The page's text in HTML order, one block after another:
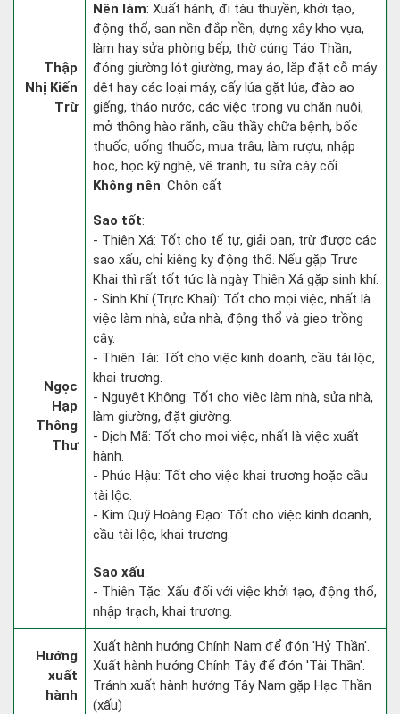
Thập
Nhị Kiến
Trừ
Nên làm: Xuất hành, đi tàu thuyền, khởi tạo,
động thổ, san nền đắp nền, dựng xây kho vựa,
làm hay sửa phòng bếp, thờ cúng Táo Thần,
đóng giường lót giường, may áo, lắp đặt cỗ máy
dệt hay các loại máy, cấy lúa gặt lúa, đào ao
giếng, tháo nước, các việc trong vụ chăn nuôi,
mở thông hào rãnh, cầu thầy chữa bệnh, bốc
thuốc, uống thuốc, mua trâu, làm rượu, nhập
học, học kỹ nghệ, vẽ tranh, tu sửa cây cối.
Không nên: Chôn cất
Ngọc
Hạp
Thông
Thư
Sao tốt:
- Thiên Xá: Tốt cho tế tự, giải oan, trừ được các
sao xấu, chỉ kiêng kỵ động thổ. Nếu gặp Trực
Khai thì rất tốt tức là ngày Thiên Xá gặp sinh khí.
- Sinh Khí (Trực Khai): Tốt cho mọi việc, nhất là
việc làm nhà, sửa nhà, động thổ và gieo trồng
cây.
- Thiên Tài: Tốt cho việc kinh doanh, cầu tài lộc,
khai trương.
- Nguyệt Không: Tốt cho việc làm nhà, sửa nhà,
làm giường, đặt giường.
- Dịch Mã: Tốt cho mọi việc, nhất là việc xuất
hành.
- Phúc Hậu: Tốt cho việc khai trương hoặc cầu
tài lộc.
- Kim Quỹ Hoàng Đạo: Tốt cho việc kinh doanh,
cầu tài lộc, khai trương.
Sao xấu:
- Thiên Tặc: Xấu đối với việc khởi tạo, động thổ,
nhập trạch, khai trương.
Hướng
xuất
hành
Xuất hành hướng Chính Nam để đón 'Hỷ Thần'.
Xuất hành hướng Chính Tây để đón 'Tài Thần'.
Tránh xuất hành hướng Tây Nam gặp Hạc Thần
(xấu)